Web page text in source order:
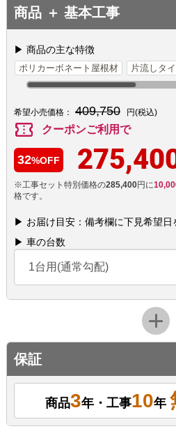
商品 ＋ 基本工事
▶ 商品の主な特徴
ポリカーボネート屋根材 片流しタ
希望小売価格： 409,750 円(税込)
confirmation_number クーポンご利用で
32%OFF
※工事セット特別価格の285,400円に
格です。
▶ お届け目安：備考欄に下見希望日
▶ 車の台数
1台用(通常勾配)
保証
商品3年・工事10年